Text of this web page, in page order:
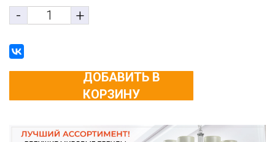
- +
ДОБАВИТЬ В
КОРЗИНУ